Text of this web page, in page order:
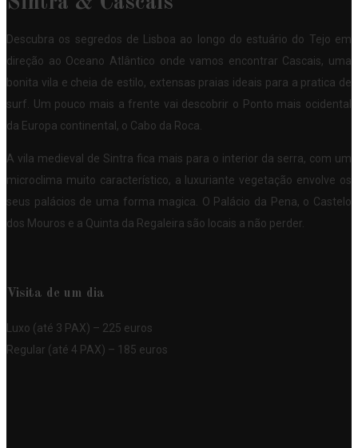
Descubra os segredos de Lisboa ao longo do estuário do Tejo em
direção ao Oceano Atlântico onde vamos encontrar Cascais, uma
bonita vila e cheia de estilo, extensas praias ideais para a pratica de
surf. Um pouco mais a frente vai descobrir o Ponto mais ocidental
da Europa continental, o Cabo da Roca.
A vila medieval de Sintra fica mais para o interior da serra, com um
microclima muito característico, a luxuriante vegetação envolve os
seus palácios de uma forma magica. O Palácio da Pena, o Castelo
dos Mouros e a Quinta da Regaleira são locais a não perder.
Visita de um dia
Luxo (até 3 PAX) – 225 euros
Regular (até 4 PAX) – 185 euros